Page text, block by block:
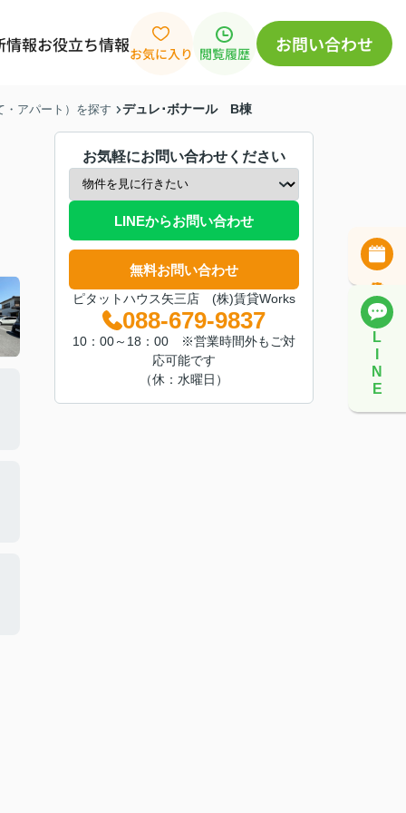
情報お役立ち情報お気に入り 閲覧履歴 お問い合わせ
L
N
E
・アパート）を探す デュレ･ボナール B棟
お気軽にお問い合わせください
LINEからお問い合わせ
無料お問い合わせ
ピタットハウス矢三店 (株)賃貸Works
088-679-9837
10：00～18：00 ※営業時間外もご対
応可能です
（休：水曜日）